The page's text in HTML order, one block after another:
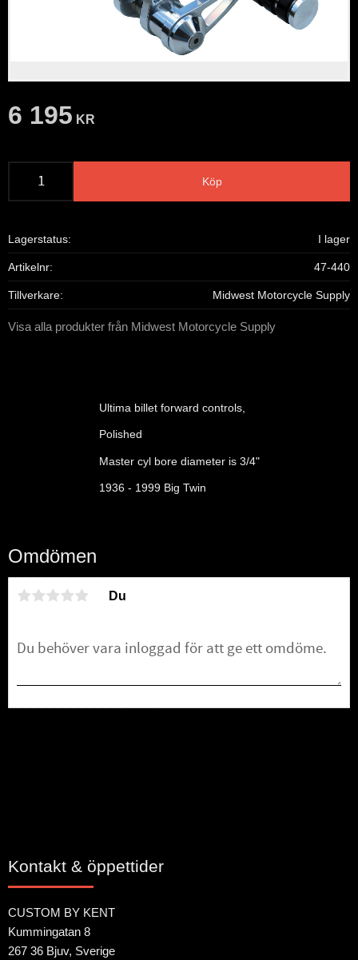
6 195 KR
Köp
Lagerstatus I lager
Artikelnr 47-440
Tillverkare Midwest Motorcycle Supply
Visa alla produkter från Midwest Motorcycle Supply
Ultima billet forward controls,
Polished
Master cyl bore diameter is 3/4"
1936 - 1999 Big Twin
Omdömen
Du
Kontakt & öppettider
CUSTOM BY KENT
Kummingatan 8
267 36 Bjuv, Sverige